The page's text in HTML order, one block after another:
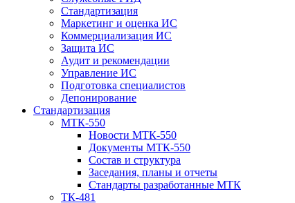
Стандартизация
Маркетинг и оценка ИС
Коммерциализация ИС
Защита ИС
Аудит и рекомендации
Управление ИС
Подготовка специалистов
Депонирование
Стандартизация
МТК-550
Новости МТК-550
Документы МТК-550
Состав и структура
Заседания, планы и отчеты
Стандарты разработанные МТК
ТК-481